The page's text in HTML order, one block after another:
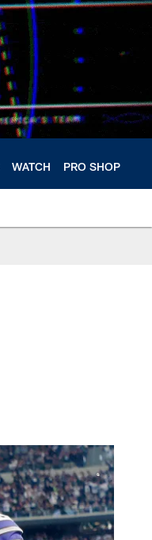
WATCH PRO SHOP